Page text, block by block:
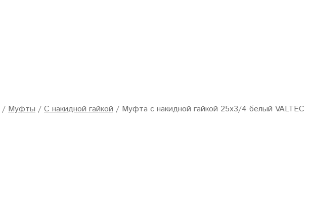
/ Муфты / С накидной гайкой / Муфта с накидной гайкой 25х3/4 белый VALTEC